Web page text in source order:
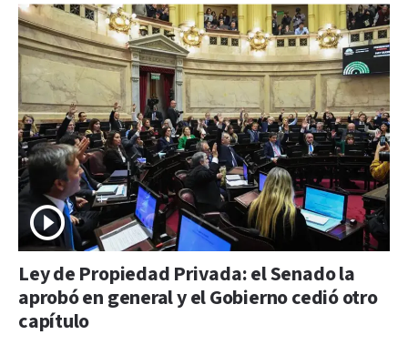
Ley de Propiedad Privada: el Senado la
aprobó en general y el Gobierno cedió otro
capítulo